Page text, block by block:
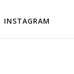
INSTAGRAM